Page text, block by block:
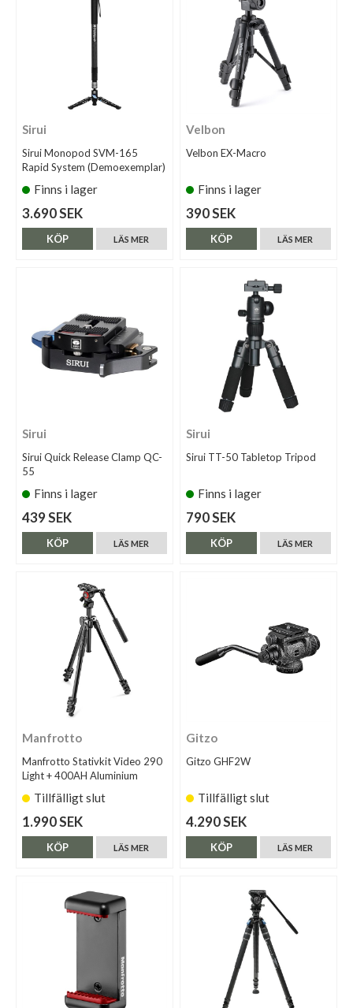
Sirui
Sirui Monopod SVM-165
Rapid System (Demoexemplar)
Finns i lager
3.690 SEK
LÄS MER
KÖP
Velbon
Velbon EX-Macro
Finns i lager
390 SEK
LÄS MER
KÖP
Sirui
Sirui Quick Release Clamp QC-
55
Finns i lager
439 SEK
LÄS MER
KÖP
Sirui
Sirui TT-50 Tabletop Tripod
Finns i lager
790 SEK
LÄS MER
KÖP
Manfrotto
Manfrotto Stativkit Video 290
Light + 400AH Aluminium
Tillfälligt slut
1.990 SEK
LÄS MER
KÖP
Gitzo
Gitzo GHF2W
Tillfälligt slut
4.290 SEK
LÄS MER
KÖP